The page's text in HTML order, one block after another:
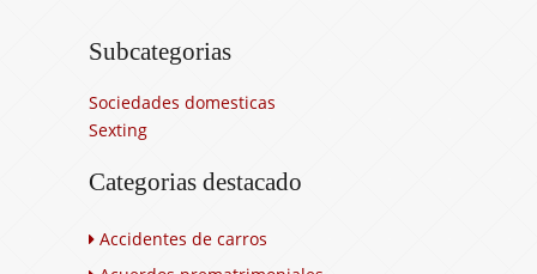
Subcategorias
Sociedades domesticas
Sexting
Categorias destacado
Accidentes de carros